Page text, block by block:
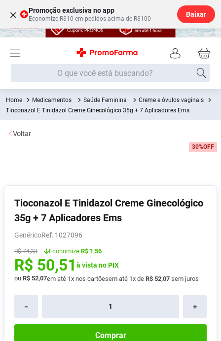
× Promoção exclusiva no app
Economize R$10 em pedidos acima de R$100
Baixar
O que você está buscando?
Medicamentos Saúde Feminina
Creme e óvulos vaginais
Tioconazol E Tinidazol Creme Ginecológico 35g + 7 Aplicadores Ems
30%OFF
Tioconazol E Tinidazol Creme Ginecológico
35g + 7 Aplicadores Ems
Genérico : 1027096
R$ 74,33 Economize R$ 1,56
R$ 50,51 à vista no PIX
ou R$ 52,07em até 1x nos cartõesem até 1x de R$ 52,07 sem juros
＋
－
Comprar
Voltar
Termos mais buscados
1º Fralda
2
5º Fralda G
6º Shampoo
7º Desodorante
8º Absorvente
9º Vitamina D
10 Lavitan